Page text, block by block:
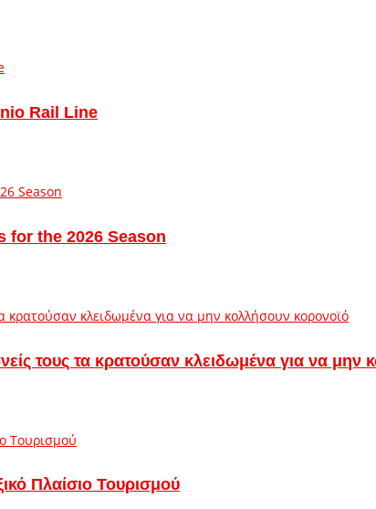
Rail Line
for the 2026 Season
τους τα κρατούσαν κλειδωμένα για να μην
Πλαίσιο Τουρισμού